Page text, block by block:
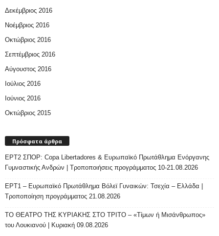
Δεκέμβριος 2016
Νοέμβριος 2016
Οκτώβριος 2016
Σεπτέμβριος 2016
Αύγουστος 2016
Ιούλιος 2016
Ιούνιος 2016
Οκτώβριος 2015
Πρόσφατα άρθρα
ΕΡΤ2 ΣΠΟΡ: Copa Libertadores & Ευρωπαϊκό Πρωτάθλημα Ενόργανης
Γυμναστικής Ανδρών | Τροποποιήσεις προγράμματος 10-21.08.2026
ΕΡΤ1 – Ευρωπαϊκό Πρωτάθλημα Βόλεϊ Γυναικών: Τσεχία – Ελλάδα |
Τροποποίηση προγράμματος 21.08.2026
ΤΟ ΘΕΑΤΡΟ ΤΗΣ ΚΥΡΙΑΚΗΣ ΣΤΟ ΤΡΙΤΟ – «Τίμων ή Μισάνθρωπος»
του Λουκιανού | Κυριακή 09.08.2026